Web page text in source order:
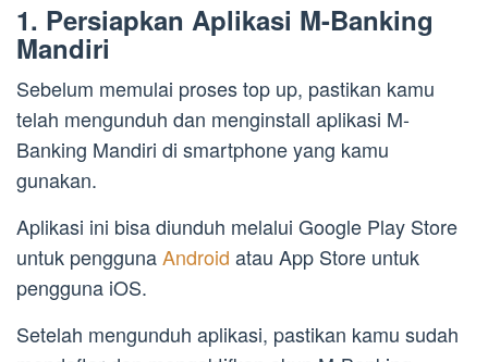
1. Persiapkan Aplikasi M-Banking
Mandiri
Sebelum memulai proses top up, pastikan kamu
telah mengunduh dan menginstall aplikasi M-
Banking Mandiri di smartphone yang kamu
gunakan.
Aplikasi ini bisa diunduh melalui Google Play Store
untuk penggunaAndroid atau App Store untuk
pengguna iOS.
Setelah mengunduh aplikasi, pastikan kamu sudah